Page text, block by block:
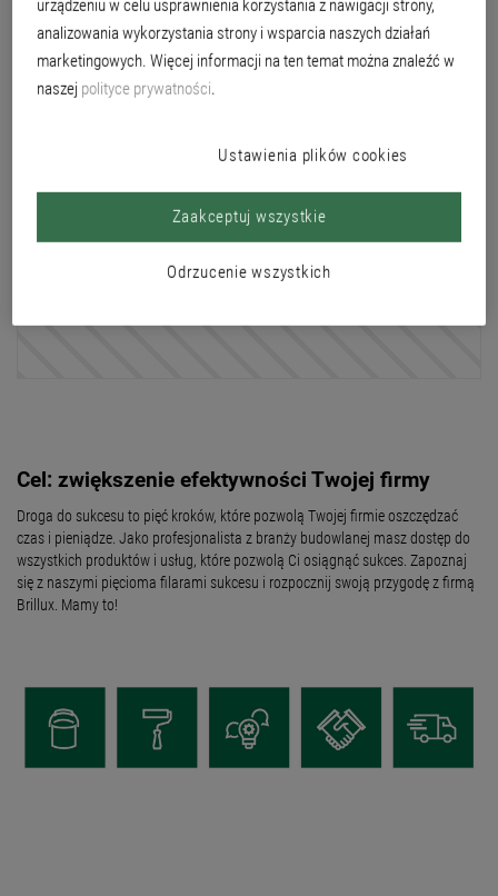
profesjonalistą, czy dopiero zaczynasz swoją przygodę w branży budowlanej:
wszystkie te rozwiązania pomogą Ci zwiększyć wydajność i produktywność
Twojej pracy. Zarabiaj więcej, pracuj mniej!
Activation of cookies required
cookie.
Ustawienia plików cookies
Zaakceptuj wszystkie
Cel: zwiększenie efektywności Twojej firmy
Droga do sukcesu to pięć kroków, które pozwolą Twojej firmie oszczędzać
czas i pieniądze. Jako profesjonalista z branży budowlanej masz dostęp do
wszystkich produktów i usług, które pozwolą Ci osiągnąć sukces. Zapoznaj
się z naszymi pięcioma filarami sukcesu i rozpocznij swoją przygodę z firmą
Brillux. Mamy to!
urządzeniu w celu usprawnienia korzystania z nawigacji strony,
analizowania wykorzystania strony i wsparcia naszych działań
marketingowych. Więcej informacji na ten temat można znaleźć w
naszej polityce prywatności.
Ustawienia plików cookies
Odrzucenie wszystkich
Zaakceptuj wszystkie